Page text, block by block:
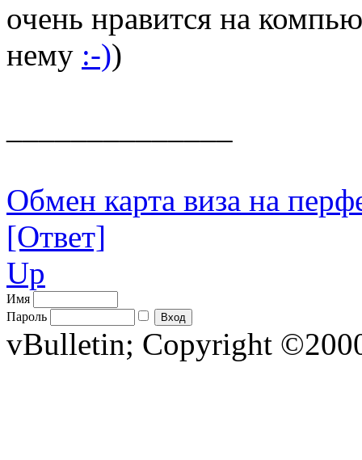
очень нравится на
нему :-))
Обмен карта виза на
[Ответ]
Up
Имя
Пароль
vBulletin; Copyright